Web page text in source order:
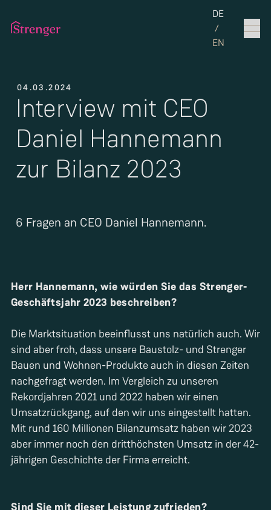
Set the
DE
/
EN
04.03.2024
Interview mit CEO
Daniel Hannemann
zur Bilanz 2023
6 Fragen an CEO Daniel Hannemann.
Herr Hannemann, wie würden Sie das Strenger-
Geschäftsjahr 2023 beschreiben?
Die Marktsituation beeinflusst uns natürlich auch. Wir
sind aber froh, dass unsere Baustolz- und Strenger
Bauen und Wohnen-Produkte auch in diesen Zeiten
nachgefragt werden. Im Vergleich zu unseren
Rekordjahren 2021 und 2022 haben wir einen
Umsatzrückgang, auf den wir uns eingestellt hatten.
Mit rund 160 Millionen Bilanzumsatz haben wir 2023
aber immer noch den dritthöchsten Umsatz in der 42-
jährigen Geschichte der Firma erreicht.
Sind Sie mit dieser Leistung zufrieden?